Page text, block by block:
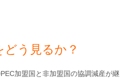
う見るか？
加盟国と非加盟国の協調減産が継